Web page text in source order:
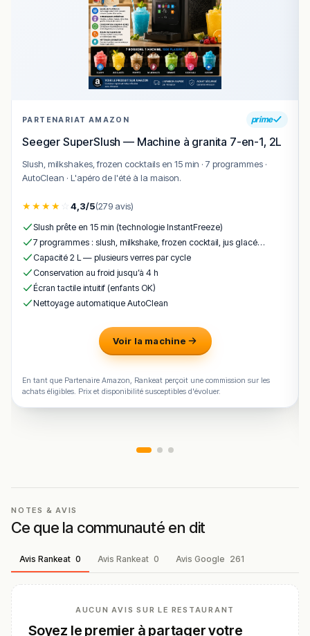
emporter, cette adresse constitue une option populaire
pour un repas rapide et gourmand dans la ville.
Texte généré par intelligence artificielle, en attente de
validation humaine.
Cette description peut contenir des erreurs, n'hésitez pas à
PARTENARIAT AMAZON prime
Seeger SuperSlush — Machine à granita 7-en-1, 2L
Slush, milkshakes, frozen cocktails en 15 min · 7 programmes ·
AutoClean · L'apéro de l'été à la maison.
★★★★ 4,3/5(279 avis)
Slush prête en 15 min (technologie InstantFreeze)
7 programmes : slush, milkshake, frozen cocktail, jus glacé…
Capacité 2 L — plusieurs verres par cycle
Conservation au froid jusqu’à 4 h
Écran tactile intuitif (enfants OK)
Nettoyage automatique AutoClean
Voir la machine
En tant que Partenaire Amazon, Rankeat perçoit une commission sur les
achats éligibles. Prix et disponibilité susceptibles d'évoluer.
NOTES & AVIS
Ce que la communauté en dit
Avis Rankeat 0 Avis Rankeat 0 Avis Google 261
AUCUN AVIS SUR LE RESTAURANT
Soyez le premier à partager votre